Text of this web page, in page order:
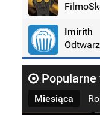
Imirith
Popularne
Miesiąca